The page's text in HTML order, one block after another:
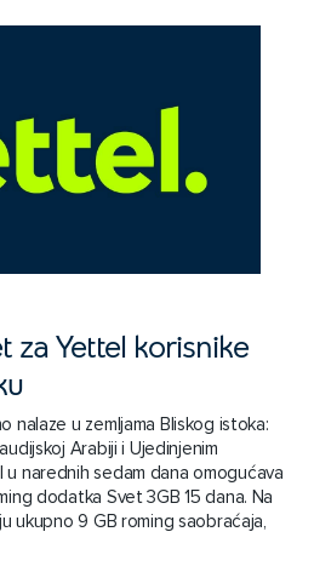
za Yettel korisnike
nalaze u zemljama Bliskog istoka:
Arabiji i Ujedinjenim
u narednih sedam dana omogućava
dodatka Svet 3GB 15 dana. Na
ukupno 9 GB roming saobraćaja,